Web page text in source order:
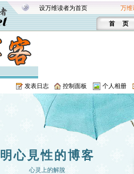
设万维读者为首页 万维
首 页
发表日志 控制面板 个人相册
明心見性的博客
心灵上的解脫